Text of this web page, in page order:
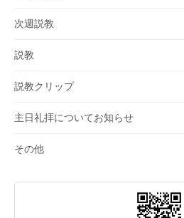
次週説教
説教
説教クリップ
主日礼拝についてお知らせ
その他